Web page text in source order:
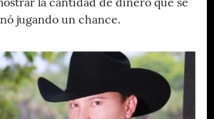
la cantidad de dinero que se
jugando un chance.